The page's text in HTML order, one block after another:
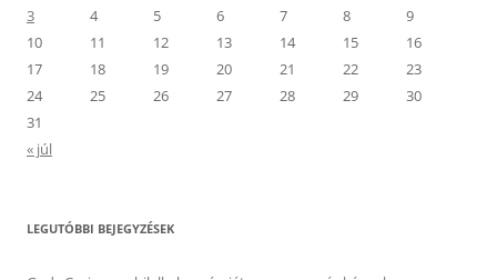
3
4 5 6 7 8
9
10
11 12 13 14 15
16
17
18 19 20 21 22
23
24
25 26 27 28 29
30
31
« júl
LEGUTÓBBI BEJEGYZÉSEK